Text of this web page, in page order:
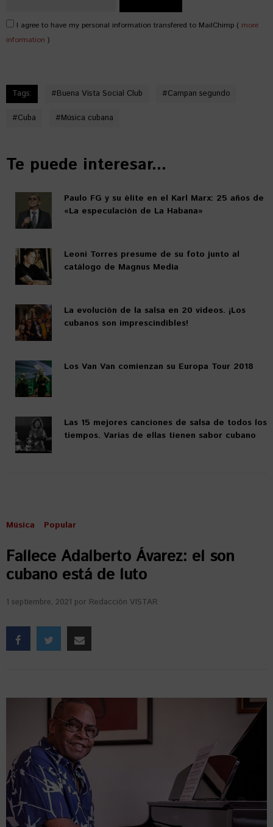
I agree to have my personal information transfered to MailChimp ( more
information )
Tags: #Buena Vista Social Club #Campan segundo
#Cuba #Música cubana
Te puede interesar...
Paulo FG y su élite en el Karl Marx: 25 años de
«La especulación de La Habana»
Leoni Torres presume de su foto junto al
catálogo de Magnus Media
La evolución de la salsa en 20 videos. ¡Los
cubanos son imprescindibles!
Los Van Van comienzan su Europa Tour 2018
Las 15 mejores canciones de salsa de todos los
tiempos. Varias de ellas tienen sabor cubano
Música Popular
Fallece Adalberto Ávarez: el son
cubano está de luto
1 septiembre, 2021 por Redacción VISTAR